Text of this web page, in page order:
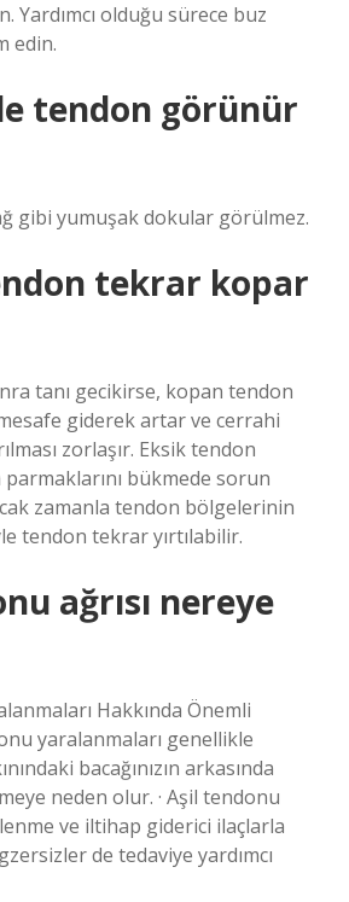
Yardımcı olduğu sürece buz
edin.
tendon görünür
gibi yumuşak dokular görülmez.
tekrar kopar
tanı gecikirse, kopan tendon
giderek artar ve cerrahi
zorlaşır. Eksik tendon
bükmede sorun
zamanla tendon bölgelerinin
tendon tekrar yırtılabilir.
ağrısı nereye
Hakkında Önemli
yaralanmaları genellikle
bacağınızın arkasında
neden olur. · Aşil tendonu
ve iltihap giderici ilaçlarla
de tedaviye yardımcı